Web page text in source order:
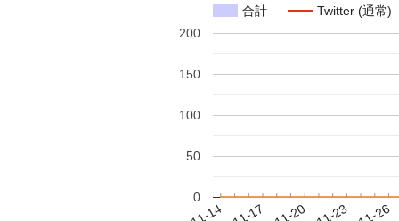
合計 Twitter (通常)
0
50
100
150
200